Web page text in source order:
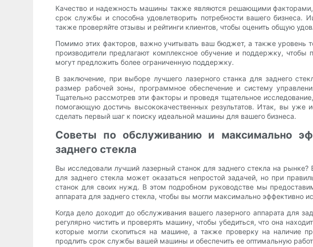
Качество и надежность машины также являются решающими
срок службы и способна удовлетворить потребности вашего
также проверяйте отзывы и рейтинги клиентов, чтобы оценить общую
Помимо этих факторов, важно учитывать ваш бюджет, а также уровень
производители предлагают комплексное обучение и поддержку,
могут предложить более ограниченную поддержку.
В заключение, при выборе лучшего лазерного станка для заднего
размер рабочей зоны, программное обеспечение и систему
Тщательно рассмотрев эти факторы и проведя тщательное
помогающую достичь высококачественных результатов. Итак, вы
сделать первый шаг к поиску идеальной машины для вашего бизнеса.
Советы по обслуживанию и максимально
заднего стекла
Вы исследовали лучший лазерный станок для заднего стекла на
для заднего стекла может оказаться непростой задачей, но при
станок для своих нужд. В этом подробном руководстве мы
аппарата для заднего стекла, чтобы вы могли максимально эффективно
Когда дело доходит до обслуживания вашего лазерного аппарата для
регулярно чистить и проверять машину, чтобы убедиться, что она
которые могли скопиться на машине, а также проверку на наличие
продлить срок службы вашей машины и обеспечить ее оптимальную